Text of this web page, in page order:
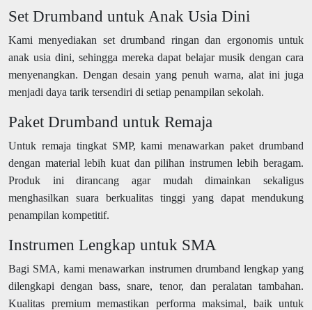
Set Drumband untuk Anak Usia Dini
Kami menyediakan set drumband ringan dan ergonomis untuk
anak usia dini, sehingga mereka dapat belajar musik dengan cara
menyenangkan. Dengan desain yang penuh warna, alat ini juga
menjadi daya tarik tersendiri di setiap penampilan sekolah.
Paket Drumband untuk Remaja
Untuk remaja tingkat SMP, kami menawarkan paket drumband
dengan material lebih kuat dan pilihan instrumen lebih beragam.
Produk ini dirancang agar mudah dimainkan sekaligus
menghasilkan suara berkualitas tinggi yang dapat mendukung
penampilan kompetitif.
Instrumen Lengkap untuk SMA
Bagi SMA, kami menawarkan instrumen drumband lengkap yang
dilengkapi dengan bass, snare, tenor, dan peralatan tambahan.
Kualitas premium memastikan performa maksimal, baik untuk